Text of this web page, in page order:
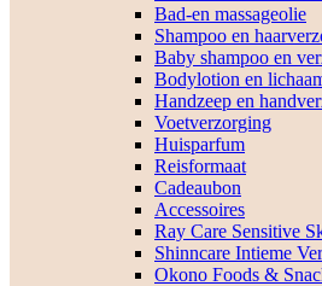
Bad-en massageolie
Shampoo en
Baby shampoo en
Bodylotion en
Handzeep en
Voetverzorging
Huisparfum
Reisformaat
Cadeaubon
Accessoires
Ray Care Sensitive
Shinncare Intieme
Okono Foods &